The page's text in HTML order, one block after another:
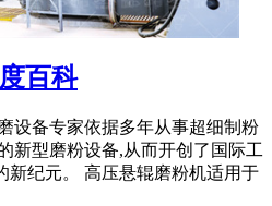
百科
设备专家依据多年从事超细制粉
新型磨粉设备,从而开创了国际工
新纪元。 高压悬辊磨粉机适用于